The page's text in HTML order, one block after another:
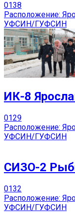
0138
Расположение:
УФСИН/ГУФСИН
ИК-8
0129
Расположение:
УФСИН/ГУФСИН
СИЗО-2
0132
Расположение:
УФСИН/ГУФСИН